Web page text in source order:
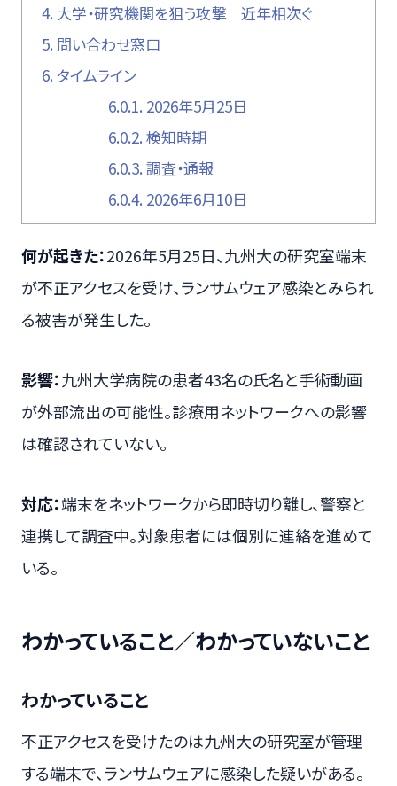
4. 大学・研究機関を狙う攻撃 近年相次ぐ
5. 問い合わせ窓口
6. タイムライン
6.0.1. 2026年5月25日
6.0.2. 検知時期
6.0.3. 調査・通報
6.0.4. 2026年6月10日
何が起きた：2026年5月25日、九州大の研究室端末
が不正アクセスを受け、ランサムウェア感染とみられ
る被害が発生した。
影響：九州大学病院の患者43名の氏名と手術動画
が外部流出の可能性。診療用ネットワークへの影響
は確認されていない。
対応：端末をネットワークから即時切り離し、警察と
連携して調査中。対象患者には個別に連絡を進めて
いる。
わかっていること／わかっていないこと
わかっていること
不正アクセスを受けたのは九州大の研究室が管理
する端末で、ランサムウェアに感染した疑いがある。